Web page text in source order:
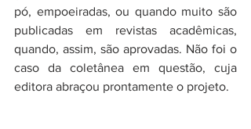
pó, empoeiradas, ou quando muito são
publicadas em revistas acadêmicas,
quando, assim, são aprovadas. Não foi o
caso da coletânea em questão, cuja
editora abraçou prontamente o projeto.